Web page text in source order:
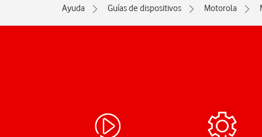
Ayuda Guías de dispositivos Motorola